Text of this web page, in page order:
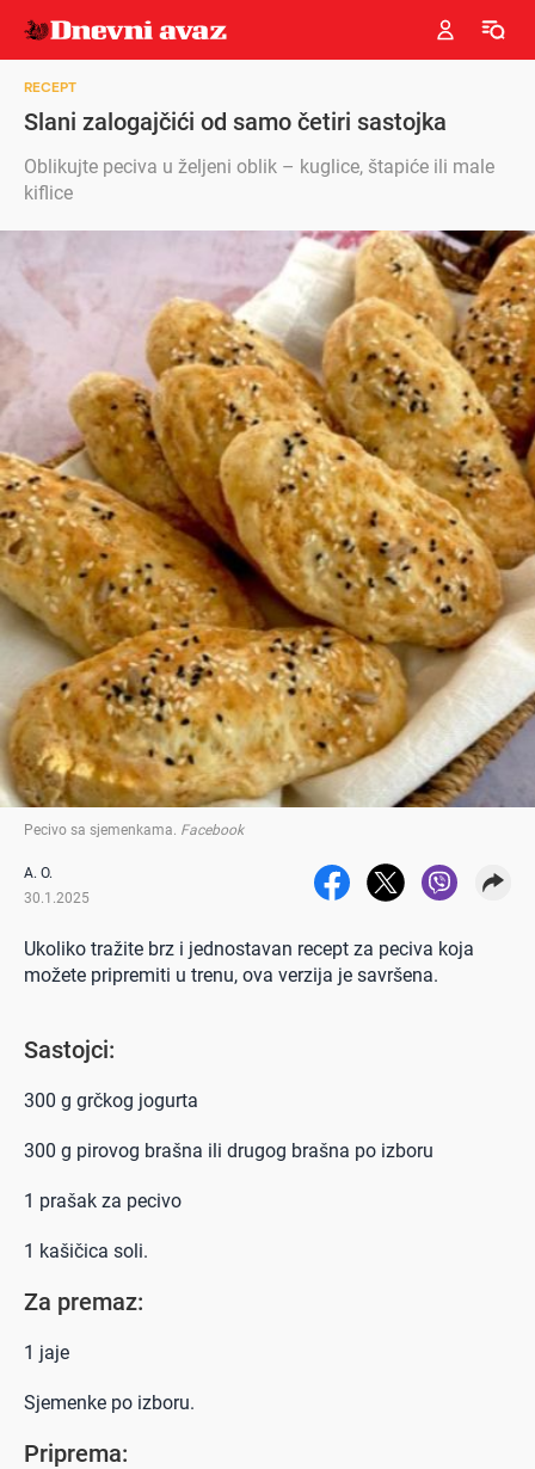
RECEPT
Slani zalogajčići od samo četiri sastojka
Oblikujte peciva u željeni oblik – kuglice, štapiće ili male
kiflice
Pecivo sa sjemenkama. Facebook
A. O.
30.1.2025
Ukoliko tražite brz i jednostavan recept za peciva koja
možete pripremiti u trenu, ova verzija je savršena.
Sastojci:
300 g grčkog jogurta
300 g pirovog brašna ili drugog brašna po izboru
1 prašak za pecivo
1 kašičica soli.
Za premaz:
1 jaje
Sjemenke po izboru.
Priprema: